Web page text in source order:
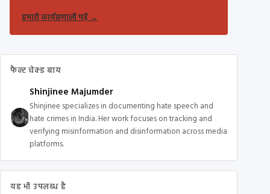
हमारी कार्यप्रणाली पढ़ें→
फैक्ट चेक्ड बाय
Shinjinee Majumder
Shinjinee specializes in documenting hate speech and
hate crimes in India. Her work focuses on tracking and
verifying misinformation and disinformation across media
platforms.
यह भी उपलब्ध है